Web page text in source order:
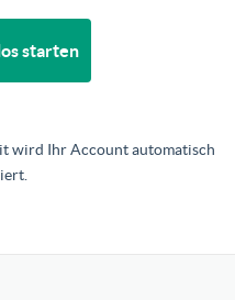
starten
wird Ihr Account automatisch